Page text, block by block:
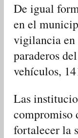
De igual
en el
vigilancia en
paraderos
vehículos,
Las
compromiso
fortalecer la